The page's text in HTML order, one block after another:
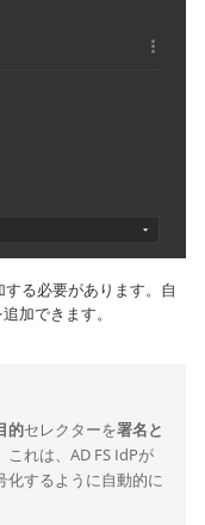
る必要があります。自
加できます。
的セレクターを署名と
れは、AD FS IdPが
化するように自動的に